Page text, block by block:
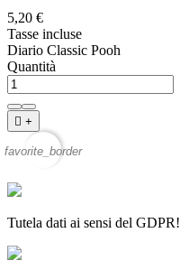
5,20 €
Tasse incluse
Diario Classic Pooh
Quantità
 +
favorite_border
Tutela dati ai sensi del GDPR!